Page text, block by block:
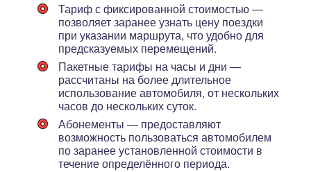
Тариф с фиксированной стоимостью —
позволяет заранее узнать цену поездки
при указании маршрута, что удобно для
предсказуемых перемещений.
Пакетные тарифы на часы и дни —
рассчитаны на более длительное
использование автомобиля, от нескольких
часов до нескольких суток.
Абонементы — предоставляют
возможность пользоваться автомобилем
по заранее установленной стоимости в
течение определённого периода.